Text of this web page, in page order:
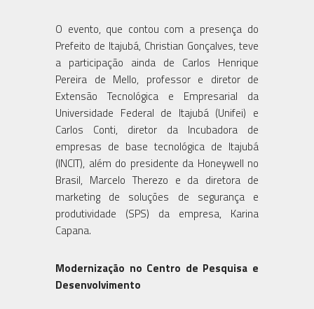
O evento, que contou com a presença do
Prefeito de Itajubá, Christian Gonçalves, teve
a participação ainda de Carlos Henrique
Pereira de Mello, professor e diretor de
Extensão Tecnológica e Empresarial da
Universidade Federal de Itajubá (Unifei) e
Carlos Conti, diretor da Incubadora de
empresas de base tecnológica de Itajubá
(INCIT), além do presidente da Honeywell no
Brasil, Marcelo Therezo e da diretora de
marketing de soluções de segurança e
produtividade (SPS) da empresa, Karina
Capana.
Modernização no Centro de Pesquisa e
Desenvolvimento